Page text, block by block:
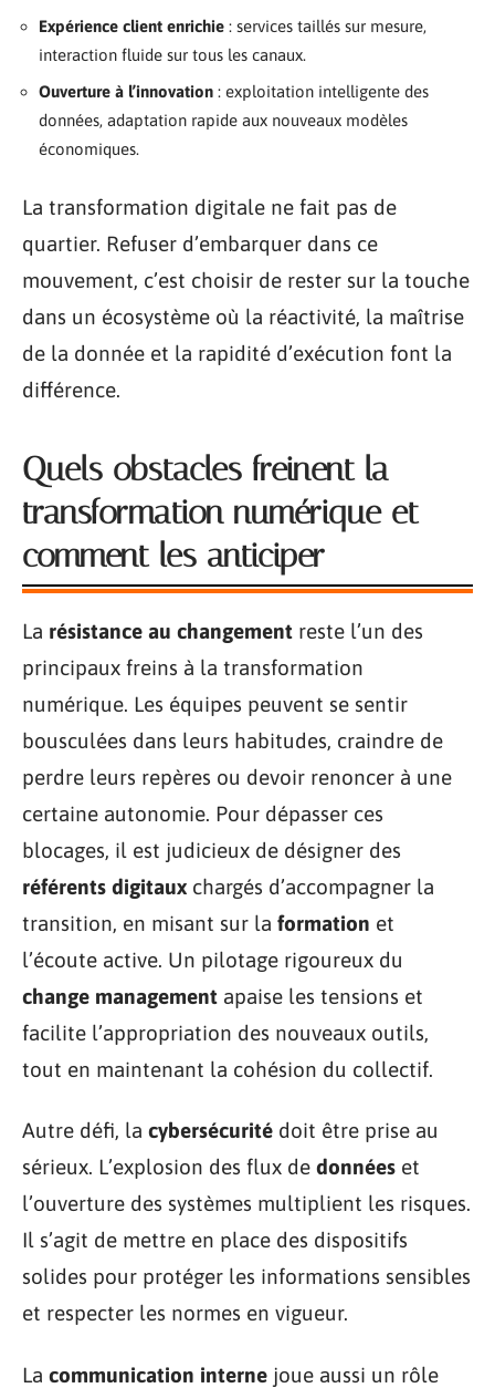
Expérience client enrichie : services taillés sur mesure,
interaction fluide sur tous les canaux.
Ouverture à l’innovation : exploitation intelligente des
données, adaptation rapide aux nouveaux modèles
économiques.
La transformation digitale ne fait pas de
quartier. Refuser d’embarquer dans ce
mouvement, c’est choisir de rester sur la touche
dans un écosystème où la réactivité, la maîtrise
de la donnée et la rapidité d’exécution font la
différence.
Quels obstacles freinent la
transformation numérique et
comment les anticiper
La résistance au changement reste l’un des
principaux freins à la transformation
numérique. Les équipes peuvent se sentir
bousculées dans leurs habitudes, craindre de
perdre leurs repères ou devoir renoncer à une
certaine autonomie. Pour dépasser ces
blocages, il est judicieux de désigner des
référents digitaux chargés d’accompagner la
transition, en misant sur la formation et
l’écoute active. Un pilotage rigoureux du
change management apaise les tensions et
facilite l’appropriation des nouveaux outils,
tout en maintenant la cohésion du collectif.
Autre défi, la cybersécurité doit être prise au
sérieux. L’explosion des flux de données et
l’ouverture des systèmes multiplient les risques.
Il s’agit de mettre en place des dispositifs
solides pour protéger les informations sensibles
et respecter les normes en vigueur.
La communication interne joue aussi un rôle